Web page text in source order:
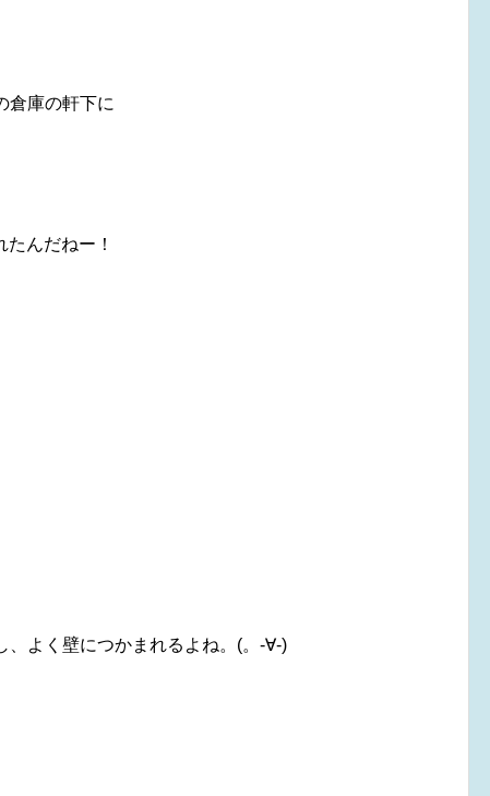
庫の軒下に
んだねー！
よく壁につかまれるよね。(。-∀-)